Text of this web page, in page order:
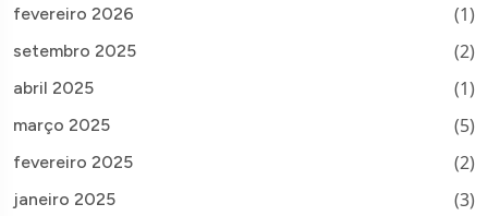
fevereiro 2026 (1)
setembro 2025 (2)
abril 2025 (1)
março 2025 (5)
fevereiro 2025 (2)
janeiro 2025 (3)